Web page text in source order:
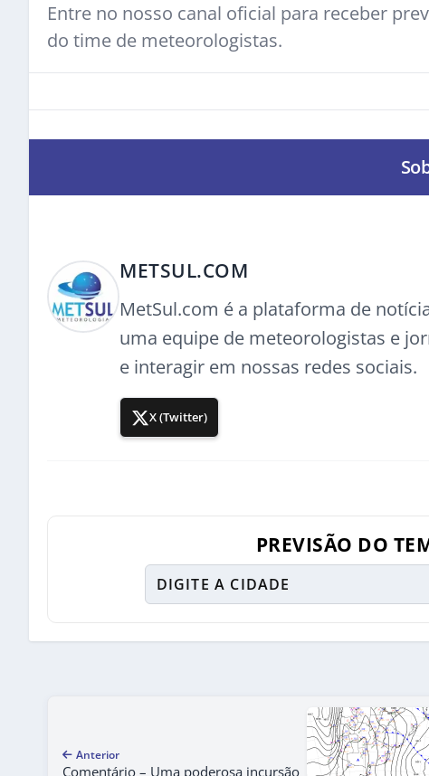
Entre no nosso canal oficial para receber
do time de meteorologistas.
METSUL.COM
MetSul.com é a plataforma de
uma equipe de meteorologistas e
e interagir em nossas redes sociais.
X (Twitter)
PREVISÃO DO
Anterior
Comentário – Uma poderosa incursão